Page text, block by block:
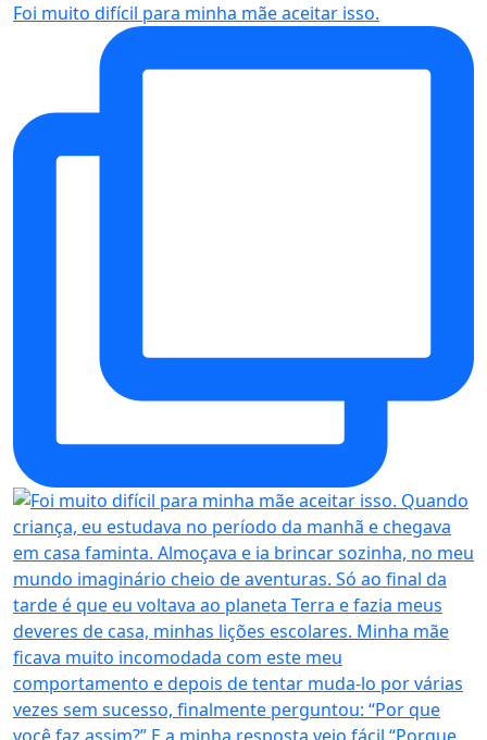
Foi muito difícil para minha mãe aceitar isso.